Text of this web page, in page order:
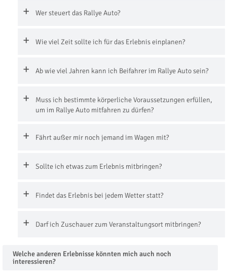
Wer steuert das Rallye Auto?
Wie viel Zeit sollte ich für das Erlebnis einplanen?
Ab wie viel Jahren kann ich Beifahrer im Rallye Auto sein?
Muss ich bestimmte körperliche Voraussetzungen erfüllen,
um im Rallye Auto mitfahren zu dürfen?
Fährt außer mir noch jemand im Wagen mit?
Sollte ich etwas zum Erlebnis mitbringen?
Findet das Erlebnis bei jedem Wetter statt?
Darf ich Zuschauer zum Veranstaltungsort mitbringen?
Welche anderen Erlebnisse könnten mich auch noch
interessieren?